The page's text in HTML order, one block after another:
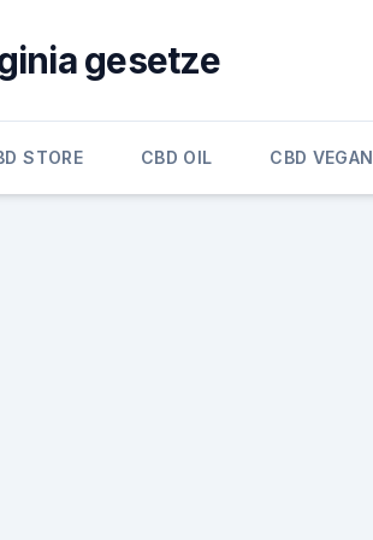
gesetze
STORE CBD OIL CBD VEGAN